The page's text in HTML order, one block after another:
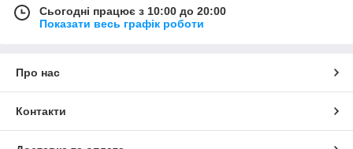
Сьогодні працює з 10:00 до 20:00
Показати весь графік роботи
Про нас
Контакти